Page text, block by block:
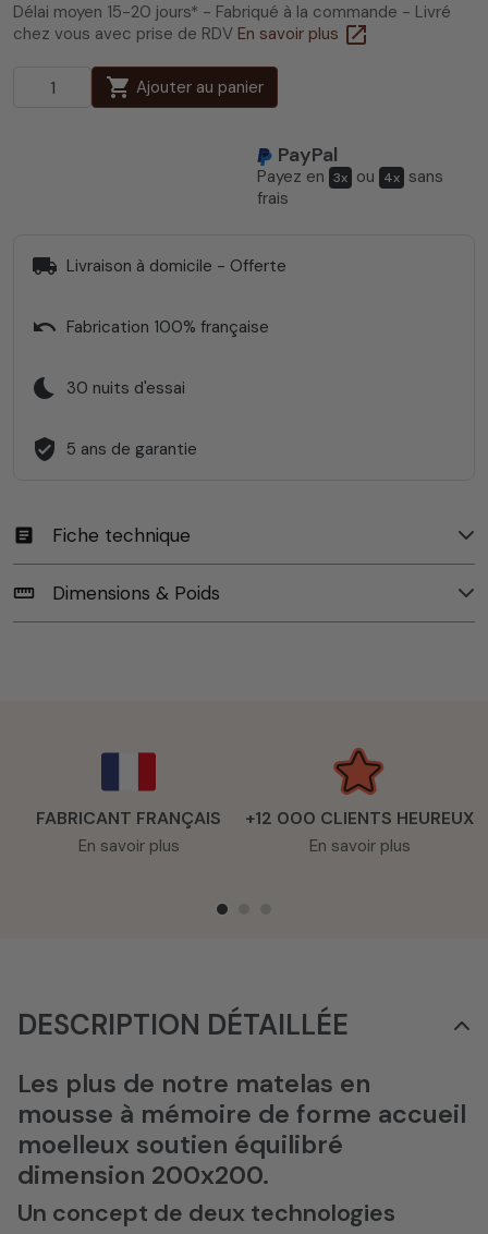
Délai moyen 15-20 jours* - Fabriqué à la commande - Livré
chez vous avec prise de RDV En savoir plus open_in_new
shopping_cart Ajouter au panier
PayPal
Payez en 3x ou 4x sans
frais
local_shipping Livraison à domicile - Offerte
undo Fabrication 100% française
bedtime 30 nuits d'essai
verified_user 5 ans de garantie
article Fiche technique
straighten Dimensions & Poids
FABRICANT FRANÇAIS
En savoir plus
+12 000 CLIENTS HEUREUX
En savoir plus
DESCRIPTION DÉTAILLÉE
Les plus de notre matelas en
mousse à mémoire de forme accueil
moelleux soutien équilibré
dimension 200x200.
Un concept de deux technologies